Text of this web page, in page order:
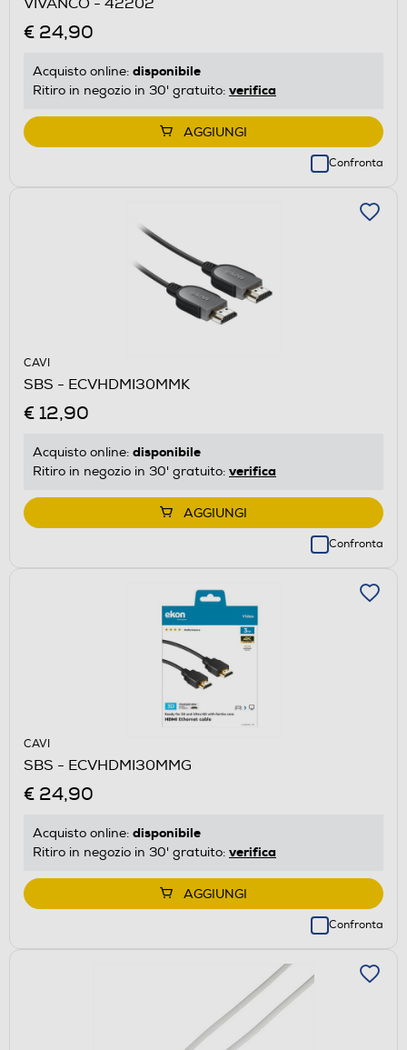
€ 24,90
Acquisto online: disponibile
Ritiro in negozio in 30' gratuito: verifica
AGGIUNGI
Confronta
CAVI
SBS - ECVHDMI30MMK
€ 12,90
Acquisto online: disponibile
Ritiro in negozio in 30' gratuito: verifica
AGGIUNGI
Confronta
CAVI
SBS - ECVHDMI30MMG
€ 24,90
Acquisto online: disponibile
Ritiro in negozio in 30' gratuito: verifica
AGGIUNGI
Confronta